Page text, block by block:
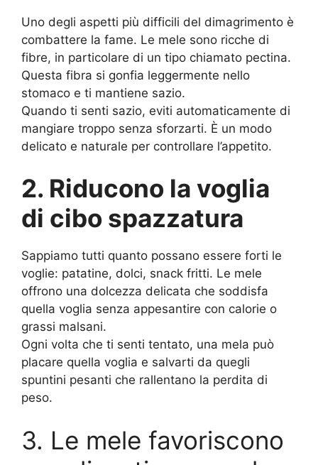
Uno degli aspetti più difficili del dimagrimento è
combattere la fame. Le mele sono ricche di
fibre, in particolare di un tipo chiamato pectina.
Questa fibra si gonfia leggermente nello
stomaco e ti mantiene sazio.
Quando ti senti sazio, eviti automaticamente di
mangiare troppo senza sforzarti. È un modo
delicato e naturale per controllare l’appetito.
2. Riducono la voglia
di cibo spazzatura
Sappiamo tutti quanto possano essere forti le
voglie: patatine, dolci, snack fritti. Le mele
offrono una dolcezza delicata che soddisfa
quella voglia senza appesantire con calorie o
grassi malsani.
Ogni volta che ti senti tentato, una mela può
placare quella voglia e salvarti da quegli
spuntini pesanti che rallentano la perdita di
peso.
3. Le mele favoriscono